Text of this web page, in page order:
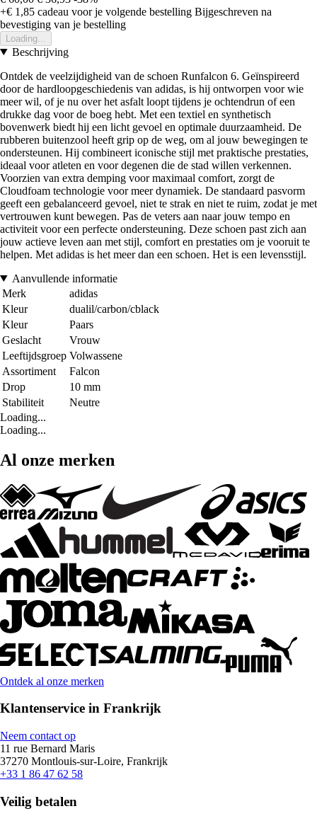
+€ 1,85 cadeau voor je volgende bestelling Bijgeschreven na
bevestiging van je bestelling
Loading...
Beschrijving
Ontdek de veelzijdigheid van de schoen Runfalcon 6. Geïnspireerd
door de hardloopgeschiedenis van adidas, is hij ontworpen voor wie
meer wil, of je nu over het asfalt loopt tijdens je ochtendrun of een
drukke dag voor de boeg hebt. Met een textiel en synthetisch
bovenwerk biedt hij een licht gevoel en optimale duurzaamheid. De
rubberen buitenzool heeft grip op de weg, om al jouw bewegingen te
ondersteunen. Hij combineert iconische stijl met praktische prestaties,
ideaal voor atleten en voor degenen die de stad willen verkennen.
Voorzien van extra demping voor maximaal comfort, zorgt de
Cloudfoam technologie voor meer dynamiek. De standaard pasvorm
geeft een gebalanceerd gevoel, niet te strak en niet te ruim, zodat je met
vertrouwen kunt bewegen. Pas de veters aan naar jouw tempo en
activiteit voor een perfecte ondersteuning. Deze schoen past zich aan
jouw actieve leven aan met stijl, comfort en prestaties om je vooruit te
helpen. Met adidas is het meer dan een schoen. Het is een levensstijl.
Aanvullende informatie
Merk
adidas
Kleur
dualil/carbon/cblack
Kleur
Paars
Geslacht
Vrouw
Leeftijdsgroep Volwassene
Assortiment
Falcon
Drop
10 mm
Stabiliteit
Neutre
Loading...
Loading...
Al onze merken
Ontdek al onze merken
Klantenservice in Frankrijk
Neem contact op
11 rue Bernard Maris
37270 Montlouis-sur-Loire, Frankrijk
+33 1 86 47 62 58
Veilig betalen